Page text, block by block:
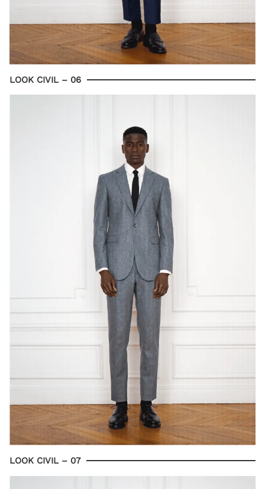
LOOK CIVIL – 06
LOOK CIVIL – 07